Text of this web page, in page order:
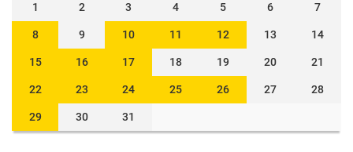
1
2 3 4 5 6 7
8 9 10 11 12 13 14
15 16 17 18 19 20 21
22 23 24 25 26 27 28
29 30 31